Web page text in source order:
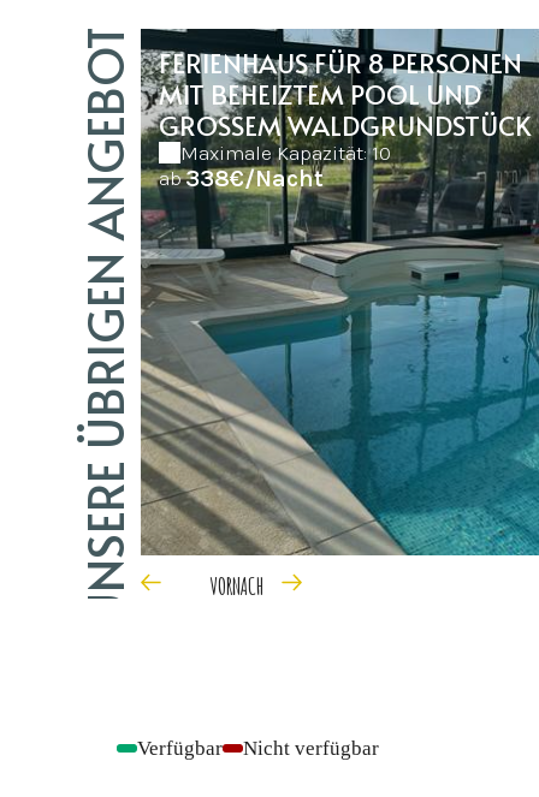
UNSERE ÜBRIGEN ANGEBOTE
FERIENHAUS FÜR 8 PERSONEN
MIT BEHEIZTEM POOL UND
GROSSEM WALDGRUNDSTÜCK
Maximale Kapazität: 10
ab338€/Nacht
VORNACH
- Verfügbar - Nicht verfügbar